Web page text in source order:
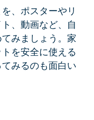
、ポスターやリ
、動画など、自
みましょう。家
を安全に使える
みるのも面白い